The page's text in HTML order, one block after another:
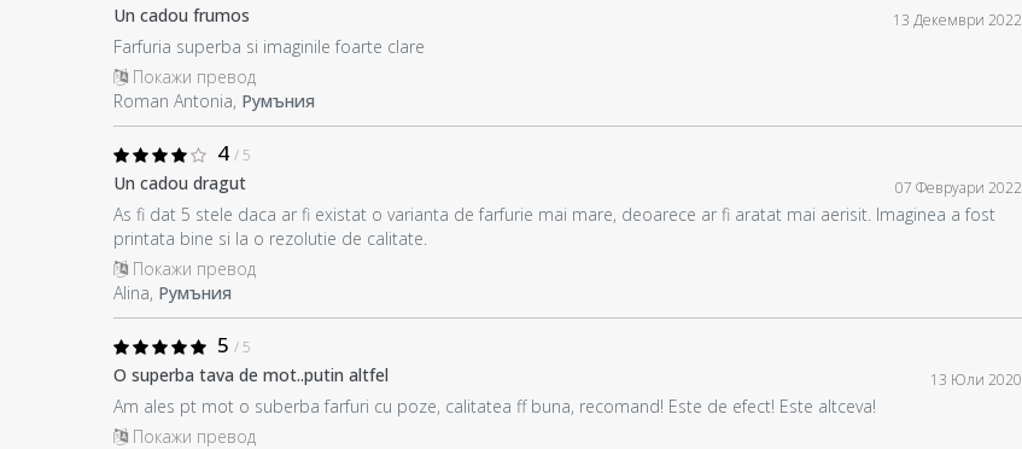
Un cadou frumos 13 Декември 2022
Farfuria superba si imaginile foarte clare
Покажи превод
Roman Antonia, Румъния
4 / 5
Un cadou dragut 07 Февруари 2022
As fi dat 5 stele daca ar fi existat o varianta de farfurie mai mare, deoarece ar fi aratat mai aerisit. Imaginea a fost
printata bine si la o rezolutie de calitate.
Покажи превод
Alina, Румъния
5 / 5
O superba tava de mot..putin altfel 13 Юли 2020
Am ales pt mot o suberba farfuri cu poze, calitatea ff buna, recomand! Este de efect! Este altceva!
Покажи превод